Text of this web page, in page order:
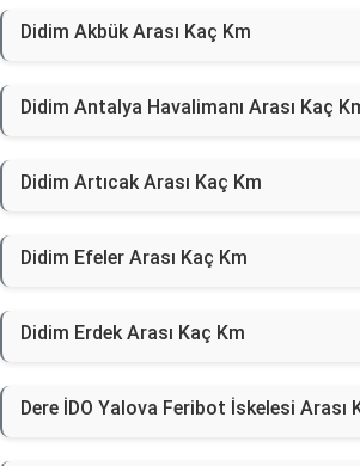
Didim Akbük Arası Kaç Km
Didim Antalya Havalimanı Arası Kaç
Didim Artıcak Arası Kaç Km
Didim Efeler Arası Kaç Km
Didim Erdek Arası Kaç Km
Dere İDO Yalova Feribot İskelesi Arası